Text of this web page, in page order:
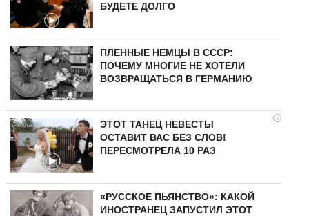
БУДЕТЕ ДОЛГО
ПЛЕННЫЕ НЕМЦЫ В СССР:
ПОЧЕМУ МНОГИЕ НЕ ХОТЕЛИ
ВОЗВРАЩАТЬСЯ В ГЕРМАНИЮ
i
ЭТОТ ТАНЕЦ НЕВЕСТЫ
ОСТАВИТ ВАС БЕЗ СЛОВ!
ПЕРЕСМОТРЕЛА 10 РАЗ
«РУССКОЕ ПЬЯНСТВО»: КАКОЙ
ИНОСТРАНЕЦ ЗАПУСТИЛ ЭТОТ